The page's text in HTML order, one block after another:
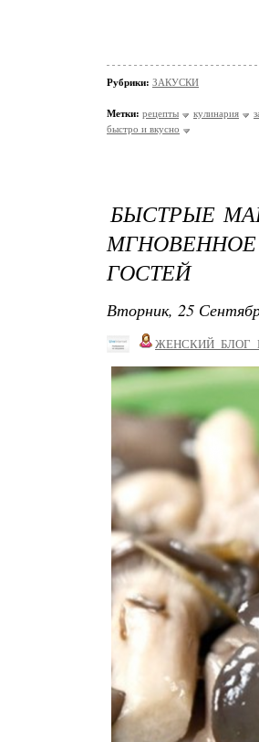
Рубрики: ЗАКУСКИ
Метки: рецепты кулинария
быстро и вкусно
БЫСТРЫЕ
ГОСТЕЙ
Вторник, 25